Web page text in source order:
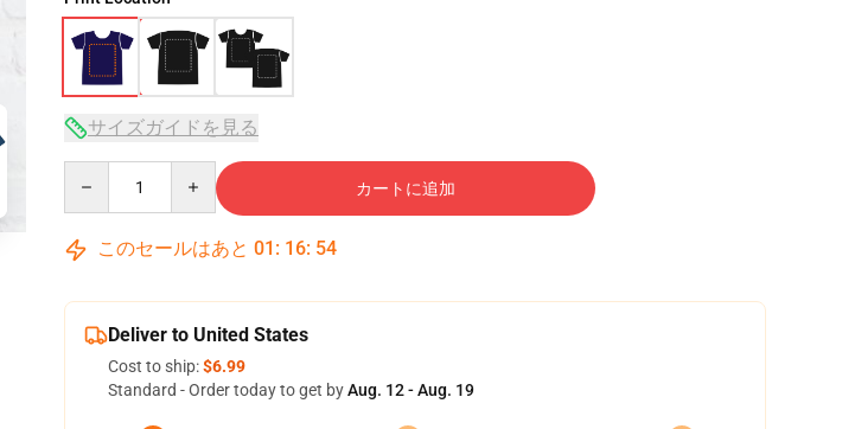
サイズガイドを見る
カートに追加
このセールはあと 01 : 16: 53
Deliver to United States
Cost to ship:$6.99
Standard - Order today to get byAug. 12 - Aug. 19